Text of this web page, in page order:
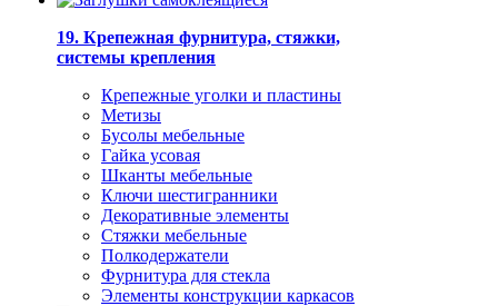
19. Крепежная фурнитура, стяжки,
системы крепления
Крепежные уголки и пластины
Метизы
Бусолы мебельные
Гайка усовая
Шканты мебельные
Ключи шестигранники
Декоративные элементы
Стяжки мебельные
Полкодержатели
Фурнитура для стекла
Элементы конструкции каркасов